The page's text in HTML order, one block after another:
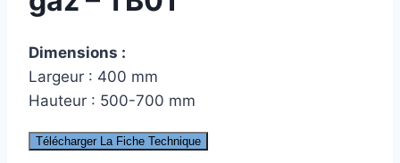
Dimensions :
Largeur : 400 mm
Hauteur : 500-700 mm
Télécharger La Fiche Technique